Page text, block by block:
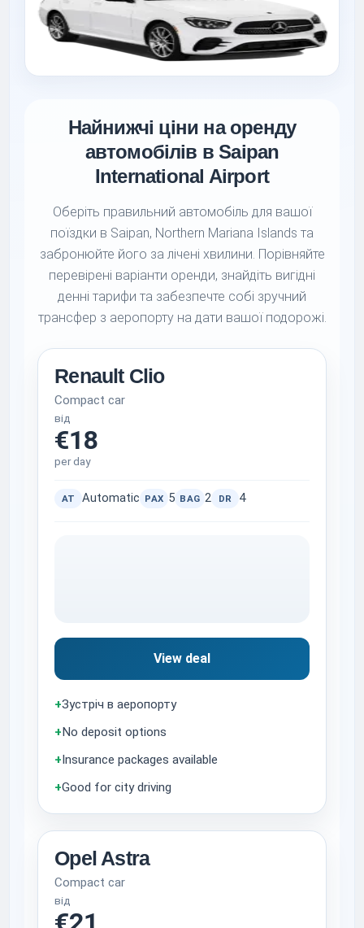
Найнижчі ціни на оренду
автомобілів в Saipan
International Airport
Оберіть правильний автомобіль для вашої
поїздки в Saipan, Northern Mariana Islands та
забронюйте його за лічені хвилини. Порівняйте
перевірені варіанти оренди, знайдіть вигідні
денні тарифи та забезпечте собі зручний
трансфер з аеропорту на дати вашої подорожі.
Renault Clio
Compact car
від
€18
per day
AT Automatic PAX 5 BAG 2 DR 4
View deal
+Зустріч в аеропорту
+No deposit options
+Insurance packages available
+Good for city driving
Opel Astra
Compact car
від